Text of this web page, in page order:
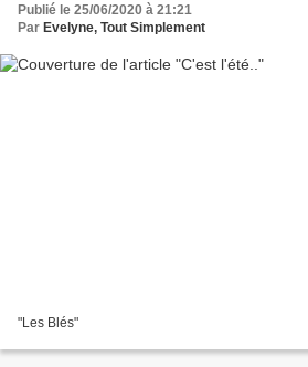
Publié le 25/06/2020 à 21:21
Par Evelyne, Tout Simplement
"Les Blés"